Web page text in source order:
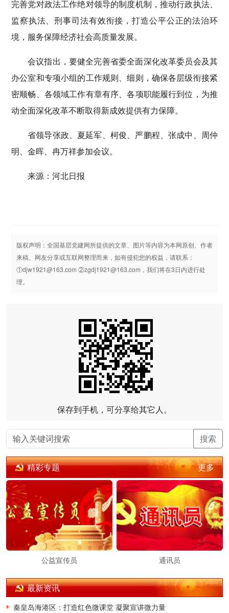
完善党对政法工作绝对领导的制度机制，推动行政执法、
监察执法、刑事司法有效衔接，打造公平公正的法治环
境，服务保障经济社会高质量发展。
会议指出，要健全完善省委全面深化改革委员会及其
办公室和专项小组的工作规则、细则，确保各层级衔接紧
密顺畅、各领域工作有章有序、各项职能履行到位，为推
动全面深化改革不断取得新成效提供有力保障。
省领导张政、夏延军、柯俊、严鹏程、张成中、周仲
明、金晖、冉万祥参加会议。
来源：河北日报
版权声明：全国基层党建网所提供的文章、图片等内容为本网原创、作者
来稿、网友分享或互联网整理而来，如有侵犯您的权益，请联系：
①djw1921@163.com ②zgdj1921@163.com，我们将在3日内进行处
理。
保存到手机，可分享给其它人。
搜索
精彩专题 更多
公益宣传员 通讯员
最新资讯
秦皇岛海港区：打造红色微课堂 凝聚宣讲微力量